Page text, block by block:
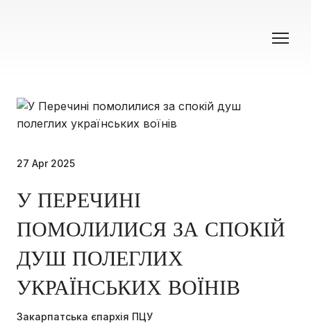
27 Apr 2025
У ПЕРЕЧИНІ
ПОМОЛИЛИСЯ ЗА СПОКІЙ
ДУШ ПОЛЕГЛИХ
УКРАЇНСЬКИХ ВОЇНІВ
Закарпатська єпархія ПЦУ